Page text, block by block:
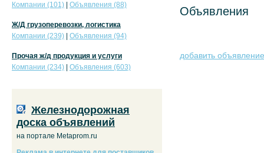
Объявления
добавить объявление
Компании (101)
Объявления (88)
Ж/Д грузоперевозки, логистика
Компании (239)
Объявления (94)
Прочая ж/д продукция и услуги
Компании (234)
Объявления (603)
Железнодорожная
доска объявлений
на портале Metaprom.ru